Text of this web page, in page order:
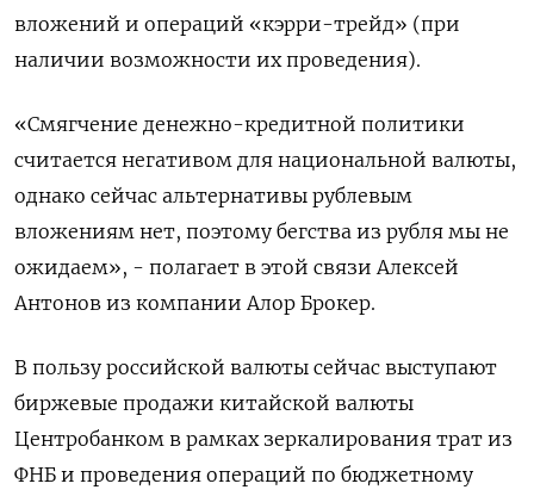
вложений и операций «кэрри-трейд» (при
наличии возможности их проведения).
«Смягчение денежно-кредитной политики
считается негативом для национальной валюты,
однако сейчас альтернативы рублевым
вложениям нет, поэтому бегства из рубля мы не
ожидаем», - полагает в этой связи Алексей
Антонов из компании Алор Брокер.
В пользу российской валюты сейчас выступают
биржевые продажи китайской валюты
Центробанком в рамках зеркалирования трат из
ФНБ и проведения операций по бюджетному